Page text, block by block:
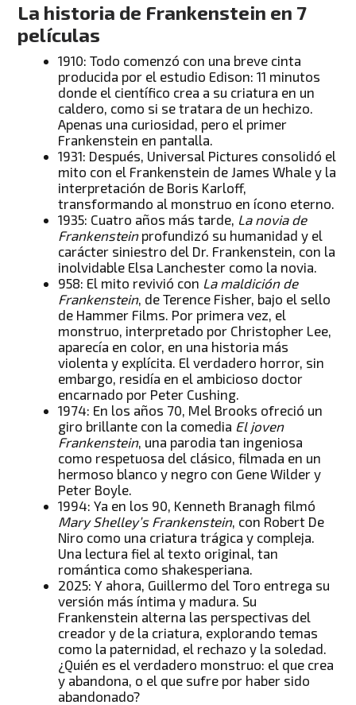
La historia de Frankenstein en 7
películas
1910: Todo comenzó con una breve cinta
producida por el estudio Edison: 11 minutos
donde el científico crea a su criatura en un
caldero, como si se tratara de un hechizo.
Apenas una curiosidad, pero el primer
Frankenstein en pantalla.
1931: Después, Universal Pictures consolidó el
mito con el Frankenstein de James Whale y la
interpretación de Boris Karloff,
transformando al monstruo en ícono eterno.
1935: Cuatro años más tarde, La novia de
Frankensteinprofundizó su humanidad y el
carácter siniestro del Dr. Frankenstein, con la
inolvidable Elsa Lanchester como la novia.
958: El mito revivió con La maldición de
Frankenstein, de Terence Fisher, bajo el sello
de Hammer Films. Por primera vez, el
monstruo, interpretado por Christopher Lee,
aparecía en color, en una historia más
violenta y explícita. El verdadero horror, sin
embargo, residía en el ambicioso doctor
encarnado por Peter Cushing.
1974: En los años 70, Mel Brooks ofreció un
giro brillante con la comedia El joven
Frankenstein, una parodia tan ingeniosa
como respetuosa del clásico, filmada en un
hermoso blanco y negro con Gene Wilder y
Peter Boyle.
1994: Ya en los 90, Kenneth Branagh filmó
Mary Shelley’s Frankenstein, con Robert De
Niro como una criatura trágica y compleja.
Una lectura fiel al texto original, tan
romántica como shakesperiana.
2025: Y ahora, Guillermo del Toro entrega su
versión más íntima y madura. Su
Frankenstein alterna las perspectivas del
creador y de la criatura, explorando temas
como la paternidad, el rechazo y la soledad.
¿Quién es el verdadero monstruo: el que crea
y abandona, o el que sufre por haber sido
abandonado?